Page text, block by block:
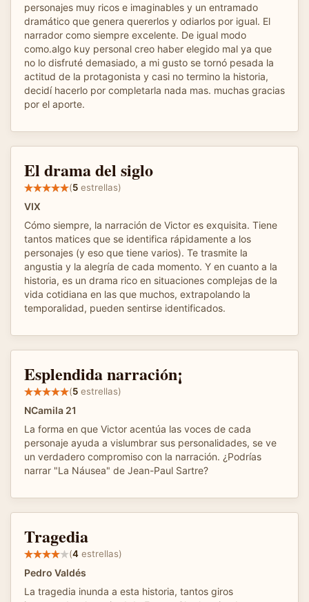
personajes muy ricos e imaginables y un entramado
dramático que genera quererlos y odiarlos por igual. El
narrador como siempre excelente. De igual modo
como.algo kuy personal creo haber elegido mal ya que
no lo disfruté demasiado, a mi gusto se tornó pesada la
actitud de la protagonista y casi no termino la historia,
decidí hacerlo por completarla nada mas. muchas gracias
por el aporte.
El drama del siglo
(5 estrellas)
VIX
Cómo siempre, la narración de Victor es exquisita. Tiene
tantos matices que se identifica rápidamente a los
personajes (y eso que tiene varios). Te trasmite la
angustia y la alegría de cada momento. Y en cuanto a la
historia, es un drama rico en situaciones complejas de la
vida cotidiana en las que muchos, extrapolando la
temporalidad, pueden sentirse identificados.
Esplendida narración¡
(5 estrellas)
NCamila 21
La forma en que Victor acentúa las voces de cada
personaje ayuda a vislumbrar sus personalidades, se ve
un verdadero compromiso con la narración. ¿Podrías
narrar "La Náusea" de Jean-Paul Sartre?
Tragedia
(4 estrellas)
Pedro Valdés
La tragedia inunda a esta historia, tantos giros